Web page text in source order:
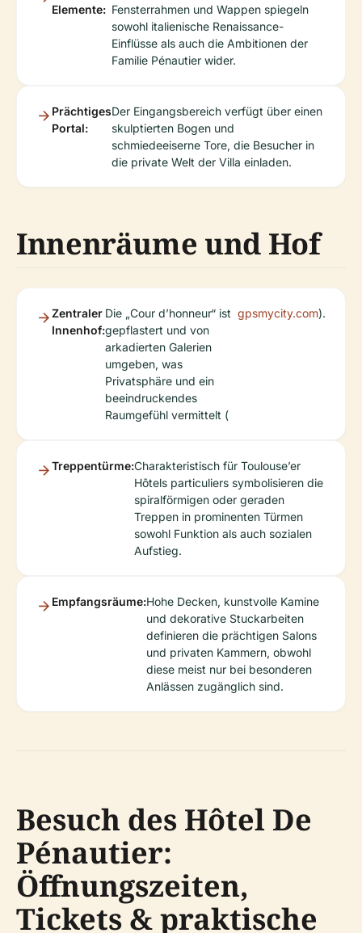
Elemente: Fensterrahmen und Wappen spiegeln
sowohl italienische Renaissance-
Einflüsse als auch die Ambitionen der
Familie Pénautier wider.
Prächtiges
Portal:
Der Eingangsbereich verfügt über einen
skulptierten Bogen und
schmiedeeiserne Tore, die Besucher in
die private Welt der Villa einladen.
Innenräume und Hof
Zentraler
Innenhof:
Die „Cour d’honneur“ ist
gepflastert und von
arkadierten Galerien
umgeben, was
Privatsphäre und ein
beeindruckendes
Raumgefühl vermittelt (
gpsmycity.com).
Treppentürme:Charakteristisch für Toulouse’er
Hôtels particuliers symbolisieren die
spiralförmigen oder geraden
Treppen in prominenten Türmen
sowohl Funktion als auch sozialen
Aufstieg.
Empfangsräume:Hohe Decken, kunstvolle Kamine
und dekorative Stuckarbeiten
definieren die prächtigen Salons
und privaten Kammern, obwohl
diese meist nur bei besonderen
Anlässen zugänglich sind.
Besuch des Hôtel De
Pénautier:
Öffnungszeiten,
Tickets & praktische